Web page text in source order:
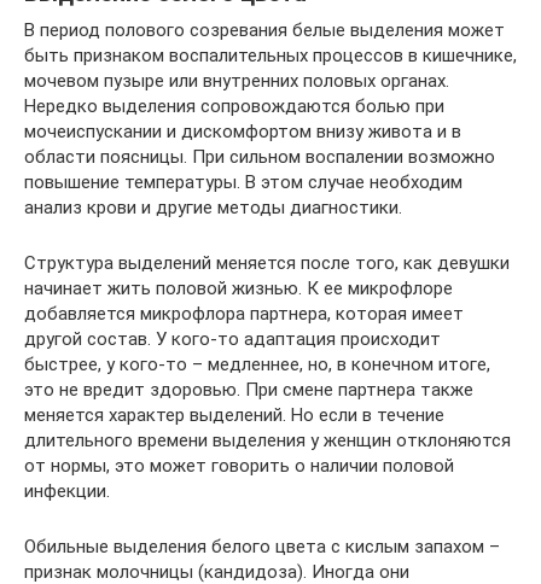
В период полового созревания белые выделения может
быть признаком воспалительных процессов в кишечнике,
мочевом пузыре или внутренних половых органах.
Нередко выделения сопровождаются болью при
мочеиспускании и дискомфортом внизу живота и в
области поясницы. При сильном воспалении возможно
повышение температуры. В этом случае необходим
анализ крови и другие методы диагностики.
Структура выделений меняется после того, как девушки
начинает жить половой жизнью. К ее микрофлоре
добавляется микрофлора партнера, которая имеет
другой состав. У кого-то адаптация происходит
быстрее, у кого-то – медленнее, но, в конечном итоге,
это не вредит здоровью. При смене партнера также
меняется характер выделений. Но если в течение
длительного времени выделения у женщин отклоняются
от нормы, это может говорить о наличии половой
инфекции.
Обильные выделения белого цвета с кислым запахом –
признак молочницы (кандидоза). Иногда они